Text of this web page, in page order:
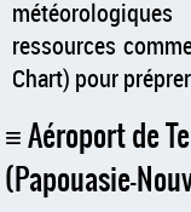
ressources
Chart) pour
Aéroport de
(Papouasie-